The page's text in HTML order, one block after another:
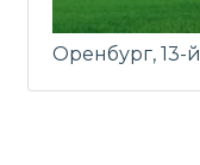
Оренбург,